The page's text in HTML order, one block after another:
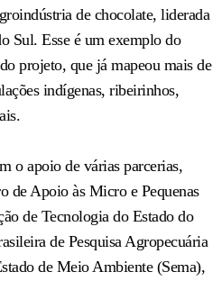
de chocolate, liderada
Sul. Esse é um exemplo do
projeto, que já mapeou mais de
indígenas, ribeirinhos,
o apoio de várias parcerias,
de Apoio às Micro e Pequenas
de Tecnologia do Estado do
de Pesquisa Agropecuária
de Meio Ambiente (Sema),